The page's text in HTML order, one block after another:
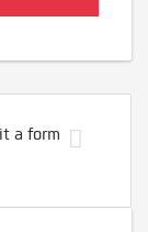
a form